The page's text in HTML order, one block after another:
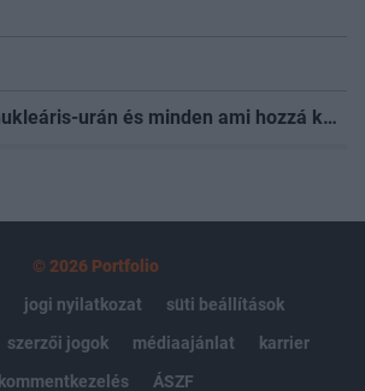
Hadiipar-nukleáris-urán és minden ami hozzá kapcsolódik
© 2026 Portfolio
jogi nyilatkozat
süti beállítások
szerzői jogok médiaajánlat
karrier
kommentkezelés
ÁSZF